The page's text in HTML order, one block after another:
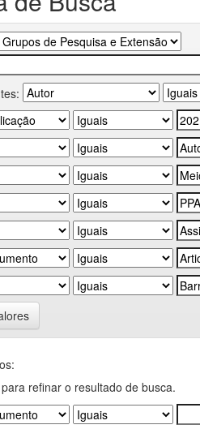
refinar o resultado de busca.